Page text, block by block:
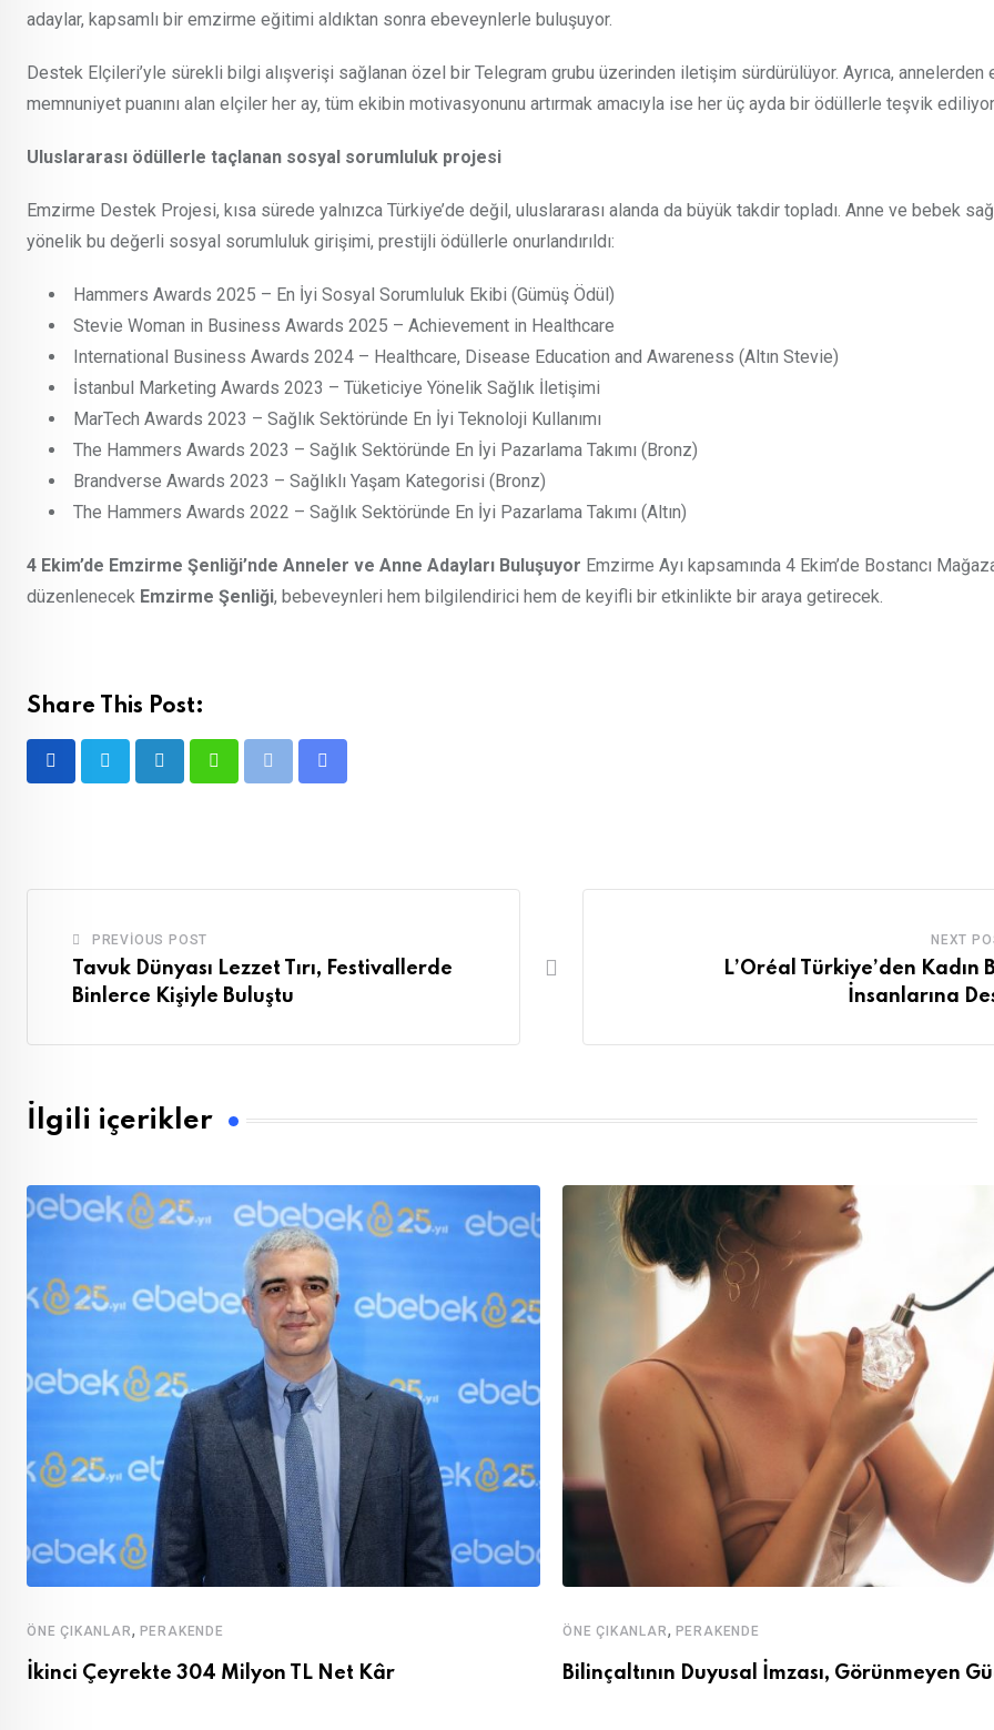
adaylar, kapsamlı bir emzirme eğitimi aldıktan sonra ebeveynlerle buluşuyor.
Destek Elçileri’yle sürekli bilgi alışverişi sağlanan özel bir Telegram grubu üzerinden iletişim sürdürülüyor. Ayrıca, annelerden
memnuniyet puanını alan elçiler her ay, tüm ekibin motivasyonunu artırmak amacıyla ise her üç ayda bir ödüllerle teşvik
Uluslararası ödüllerle taçlanan sosyal sorumluluk projesi
Emzirme Destek Projesi, kısa sürede yalnızca Türkiye’de değil, uluslararası alanda da büyük takdir topladı. Anne ve bebek
yönelik bu değerli sosyal sorumluluk girişimi, prestijli ödüllerle onurlandırıldı:
Hammers Awards 2025 – En İyi Sosyal Sorumluluk Ekibi (Gümüş Ödül)
Stevie Woman in Business Awards 2025 – Achievement in Healthcare
International Business Awards 2024 – Healthcare, Disease Education and Awareness (Altın Stevie)
İstanbul Marketing Awards 2023 – Tüketiciye Yönelik Sağlık İletişimi
MarTech Awards 2023 – Sağlık Sektöründe En İyi Teknoloji Kullanımı
The Hammers Awards 2023 – Sağlık Sektöründe En İyi Pazarlama Takımı (Bronz)
Brandverse Awards 2023 – Sağlıklı Yaşam Kategorisi (Bronz)
The Hammers Awards 2022 – Sağlık Sektöründe En İyi Pazarlama Takımı (Altın)
4 Ekim’de Emzirme Şenliği’nde Anneler ve Anne Adayları Buluşuyor Emzirme Ayı kapsamında 4 Ekim’de Bostancı
düzenlenecek Emzirme Şenliği, bebeveynleri hem bilgilendirici hem de keyifli bir etkinlikte bir araya getirecek.
Share This Post:
PREVIOUS POST
Tavuk Dünyası Lezzet Tırı, Festivallerde
Binlerce Kişiyle Buluştu
NEXT
L’Oréal Türkiye’den Kadın
İnsanlarına
İlgili içerikler
ÖNE ÇIKANLAR, PERAKENDE
İkinci Çeyrekte 304 Milyon TL Net Kâr
ÖNE ÇIKANLAR, PERAKENDE
Bilinçaltının Duyusal İmzası, Görünmeyen